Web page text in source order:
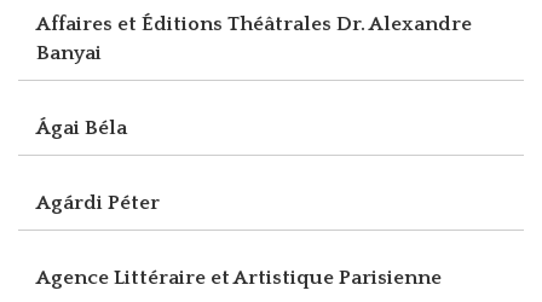
Affaires et Éditions Théâtrales Dr. Alexandre
Banyai
Ágai Béla
Agárdi Péter
Agence Littéraire et Artistique Parisienne